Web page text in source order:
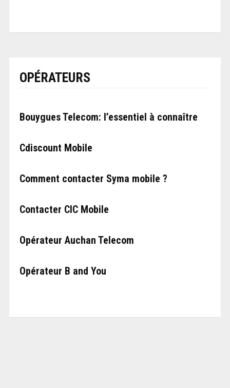
OPÉRATEURS
Bouygues Telecom: l’essentiel à connaître
Cdiscount Mobile
Comment contacter Syma mobile ?
Contacter CIC Mobile
Opérateur Auchan Telecom
Opérateur B and You